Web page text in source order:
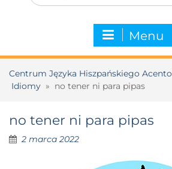
Menu
Centrum Języka Hiszpańskiego Acento
Idiomy » no tener ni para pipas
no tener ni para pipas
2 marca 2022